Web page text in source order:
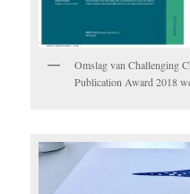
Omslag van Challenging
Publication Award 2018